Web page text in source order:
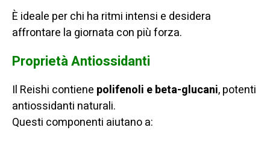
È ideale per chi ha ritmi intensi e desidera
affrontare la giornata con più forza.
Proprietà Antiossidanti
Il Reishi contiene polifenoli e beta-glucani, potenti
antiossidanti naturali.
Questi componenti aiutano a: